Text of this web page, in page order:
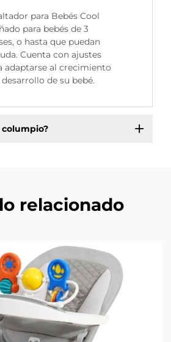
para Bebés Cool
para bebés de 3
o hasta que puedan
Cuenta con ajustes
adaptarse al crecimiento
de su bebé.
relacionado